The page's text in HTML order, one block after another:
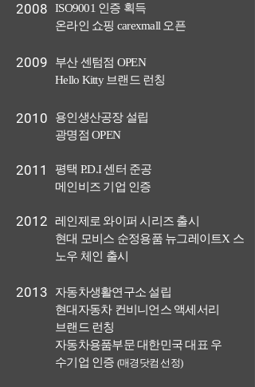
2008
ISO9001 인증 획득
온라인 쇼핑 carexmall 오픈
2009
부산 센텀점 OPEN
Hello Kitty 브랜드 런칭
2010
용인생산공장 설립
광명점 OPEN
2011
평택 P.D.I 센터 준공
메인비즈 기업 인증
2012
레인제로 와이퍼 시리즈 출시
현대 모비스 순정용품 뉴그레이트X 스
노우 체인 출시
2013
자동차생활연구소 설립
현대자동차 컨비니언스 액세서리
브랜드 런칭
자동차용품부문 대한민국 대표 우
수기업 인증 (매경닷컴 선정)